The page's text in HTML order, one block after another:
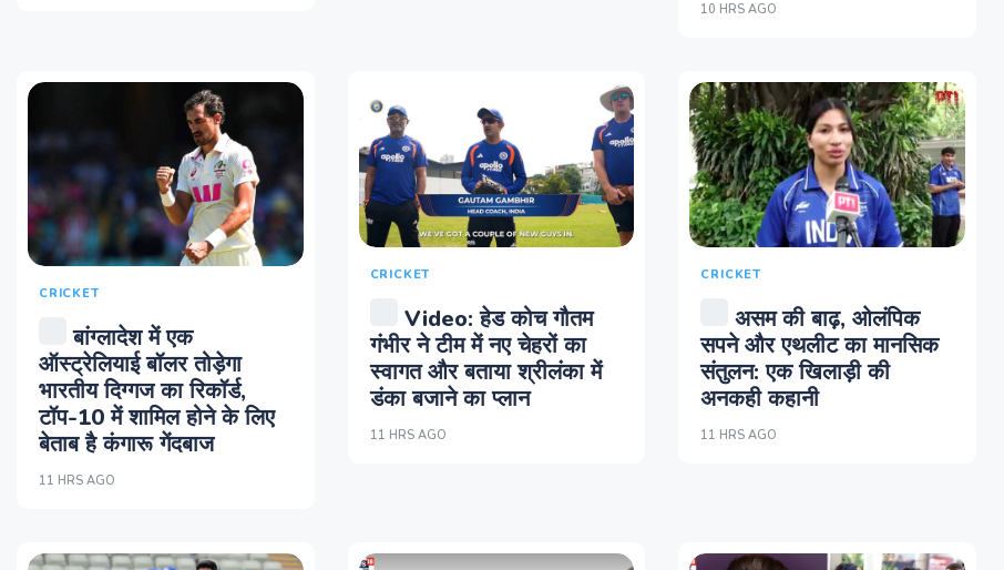
10 HRS AGO
CRICKET
बांग्लादेश में एक
ऑस्ट्रेलियाई बॉलर तोड़ेगा
भारतीय दिग्गज का रिकॉर्ड,
टॉप-10 में शामिल होने के लिए
बेताब है कंगारू गेंदबाज
11 HRS AGO
CRICKET
Video: हेड कोच गौतम
गंभीर ने टीम में नए चेहरों का
स्वागत और बताया श्रीलंका में
डंका बजाने का प्लान
11 HRS AGO
CRICKET
असम की बाढ़, ओलंपिक
सपने और एथलीट का मानसिक
संतुलन: एक खिलाड़ी की
अनकही कहानी
11 HRS AGO